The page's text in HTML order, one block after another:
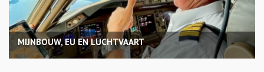
MIJNBOUW, EU EN LUCHTVAART